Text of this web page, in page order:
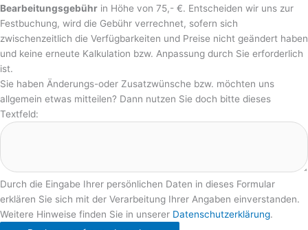
Bearbeitungsgebühr in Höhe von 75,- €. Entscheiden wir uns zur
Festbuchung, wird die Gebühr verrechnet, sofern sich
zwischenzeitlich die Verfügbarkeiten und Preise nicht geändert haben
und keine erneute Kalkulation bzw. Anpassung durch Sie erforderlich
ist.
Sie haben Änderungs-oder Zusatzwünsche bzw. möchten uns
allgemein etwas mitteilen? Dann nutzen Sie doch bitte dieses
Textfeld:
Durch die Eingabe Ihrer persönlichen Daten in dieses Formular
erklären Sie sich mit der Verarbeitung Ihrer Angaben einverstanden.
Weitere Hinweise finden Sie in unserer Datenschutzerklärung.